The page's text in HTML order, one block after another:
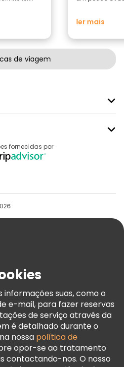
ler mais
de viagem
fornecidas por
informações suas, como o
e-mail, para fazer reservas
de serviço através da
é detalhado durante o
nossa política de
opor-se ao tratamento
contactando-nos. O nosso